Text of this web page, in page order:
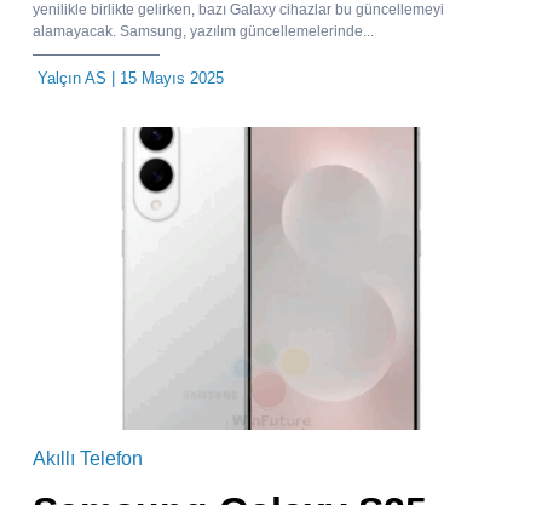
yenilikle birlikte gelirken, bazı Galaxy cihazlar bu güncellemeyi
alamayacak. Samsung, yazılım güncellemelerinde...
Yalçın AS | 15 Mayıs 2025
Akıllı Telefon